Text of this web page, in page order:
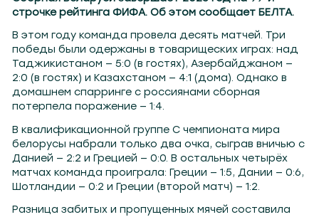
строчке рейтинга ФИФА. Об этом сообщает БЕЛТА.
В этом году команда провела десять матчей. Три
победы были одержаны в товарищеских играх: над
Таджикистаном — 5:0 (в гостях), Азербайджаном —
2:0 (в гостях) и Казахстаном — 4:1 (дома). Однако в
домашнем спарринге с россиянами сборная
потерпела поражение — 1:4.
В квалификационной группе С чемпионата мира
белорусы набрали только два очка, сыграв вничью с
Данией — 2:2 и Грецией — 0:0. В остальных четырёх
матчах команда проиграла: Греции — 1:5, Дании — 0:6,
Шотландии — 0:2 и Греции (второй матч) — 1:2.
Разница забитых и пропущенных мячей составила